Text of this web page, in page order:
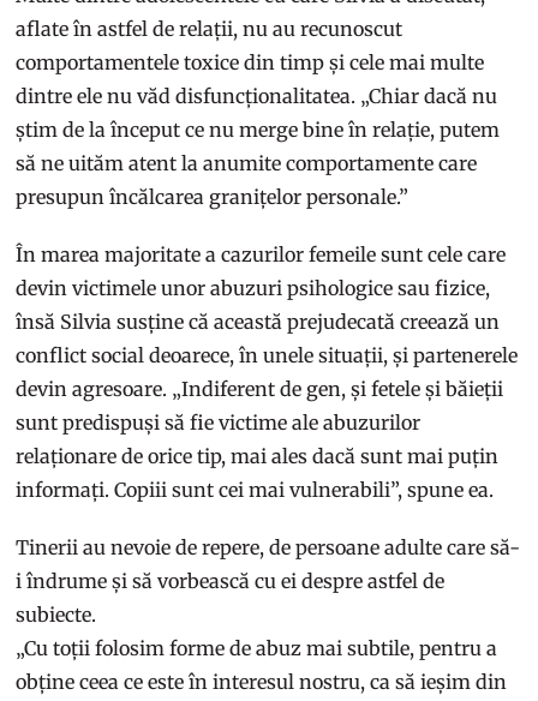
aflate în astfel de relații, nu au recunoscut
comportamentele toxice din timp și cele mai multe
dintre ele nu văd disfuncționalitatea. „Chiar dacă nu
știm de la început ce nu merge bine în relație, putem
să ne uităm atent la anumite comportamente care
presupun încălcarea granițelor personale.”
În marea majoritate a cazurilor femeile sunt cele care
devin victimele unor abuzuri psihologice sau fizice,
însă Silvia susține că această prejudecată creează un
conflict social deoarece, în unele situații, și partenerele
devin agresoare. „Indiferent de gen, și fetele și băieții
sunt predispuși să fie victime ale abuzurilor
relaționare de orice tip, mai ales dacă sunt mai puțin
informați. Copiii sunt cei mai vulnerabili”, spune ea.
Tinerii au nevoie de repere, de persoane adulte care să-
i îndrume și să vorbească cu ei despre astfel de
subiecte.
„Cu toții folosim forme de abuz mai subtile, pentru a
obține ceea ce este în interesul nostru, ca să ieșim din